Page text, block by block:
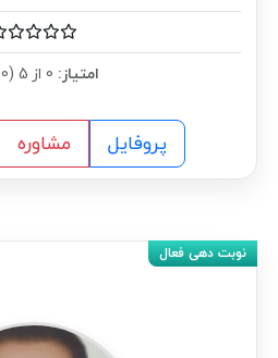
امتیاز:
پروفایل مشاوره